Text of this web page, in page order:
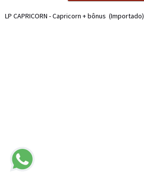
LP CAPRICORN - Capricorn + bônus (Importado)